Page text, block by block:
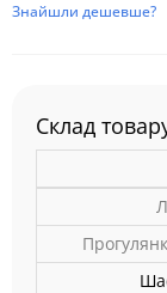
Знайшли дешевше?
Склад